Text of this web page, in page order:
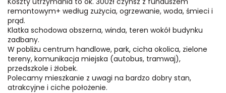
remontowym+ według zużycia, ogrzewanie, woda, śmieci i
prąd.
Klatka schodowa obszerna, winda, teren wokół budynku
zadbany.
W pobliżu centrum handlowe, park, cicha okolica, zielone
tereny, komunikacja miejska (autobus, tramwaj),
przedszkole i żłobek.
Polecamy mieszkanie z uwagi na bardzo dobry stan,
atrakcyjne i ciche położenie.